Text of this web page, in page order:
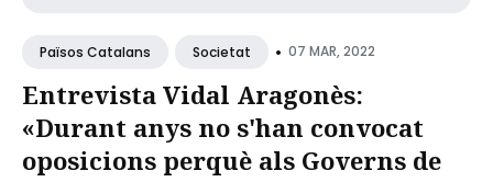
Països Catalans Societat • 07 MAR, 2022
Entrevista Vidal Aragonès:
«Durant anys no s'han convocat
oposicions perquè als Governs de